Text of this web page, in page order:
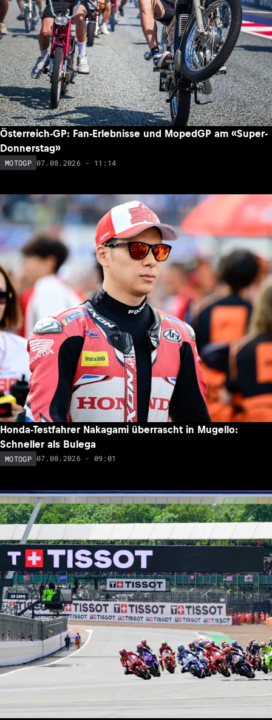
Österreich-GP: Fan-Erlebnisse und MopedGP am «Super-
Donnerstag»
MOTOGP 07.08.2026 - 11:14
Honda-Testfahrer Nakagami überrascht in Mugello:
Schneller als Bulega
MOTOGP 07.08.2026 - 09:01